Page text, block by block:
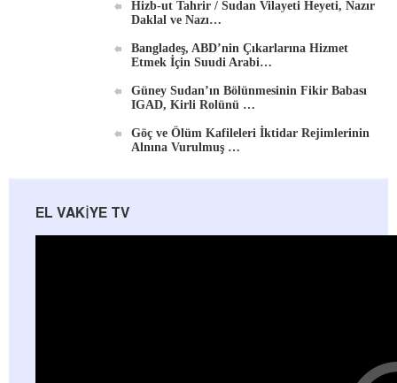
Hizb-ut Tahrir / Sudan Vilayeti Heyeti, Nazır
Daklal ve Nazı…
Bangladeş, ABD’nin Çıkarlarına Hizmet
Etmek İçin Suudi Arabi…
Güney Sudan’ın Bölünmesinin Fikir Babası
IGAD, Kirli Rolünü …
Göç ve Ölüm Kafileleri İktidar Rejimlerinin
Alnına Vurulmuş …
EL VAKIYE TV